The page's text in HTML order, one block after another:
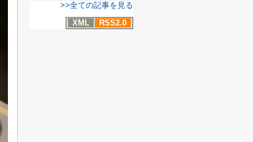
>>全ての記事を見る
XML
RSS2.0